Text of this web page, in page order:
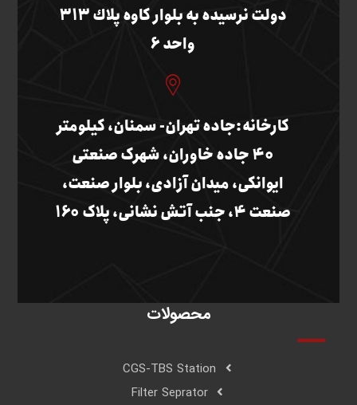
دولت نرسيده به بلوار كاوه پلاك 313
واحد 6
کارخانه:جاده تهران- سمنان، کیلومتر
40 جاده خاوران، شهرک صنعتی
ایوانکی، میدان آزادی، بلوار صنعت،
صنعت 4، جنب آتش نشانی، پلاک 160
محصولات
CGS-TBS Station
Filter Seprator